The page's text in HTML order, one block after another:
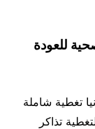
للعودة
تغطية شاملة
تذاكر